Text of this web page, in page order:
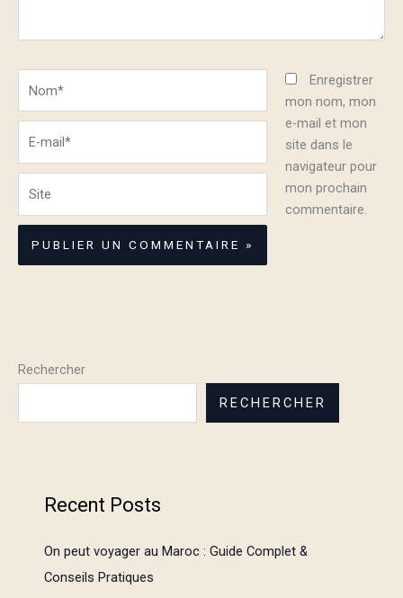
Enregistrer
mon nom, mon
e-mail et mon
site dans le
navigateur pour
mon prochain
commentaire.
Rechercher
RECHERCHER
Recent Posts
On peut voyager au Maroc : Guide Complet &
Conseils Pratiques